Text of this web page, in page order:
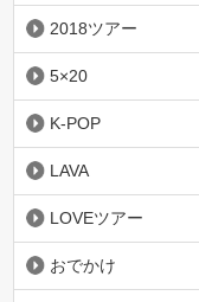
2018ツアー
5×20
K-POP
LAVA
LOVEツアー
おでかけ